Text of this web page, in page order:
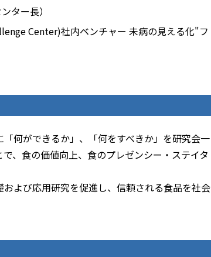
ター長）
Center)社内ベンチャー 未病の見える化"フ
何ができるか」、「何をすべきか」を研究会一
、食の価値向上、食のプレゼンシー・ステイタ
よび応用研究を促進し、信頼される食品を社会